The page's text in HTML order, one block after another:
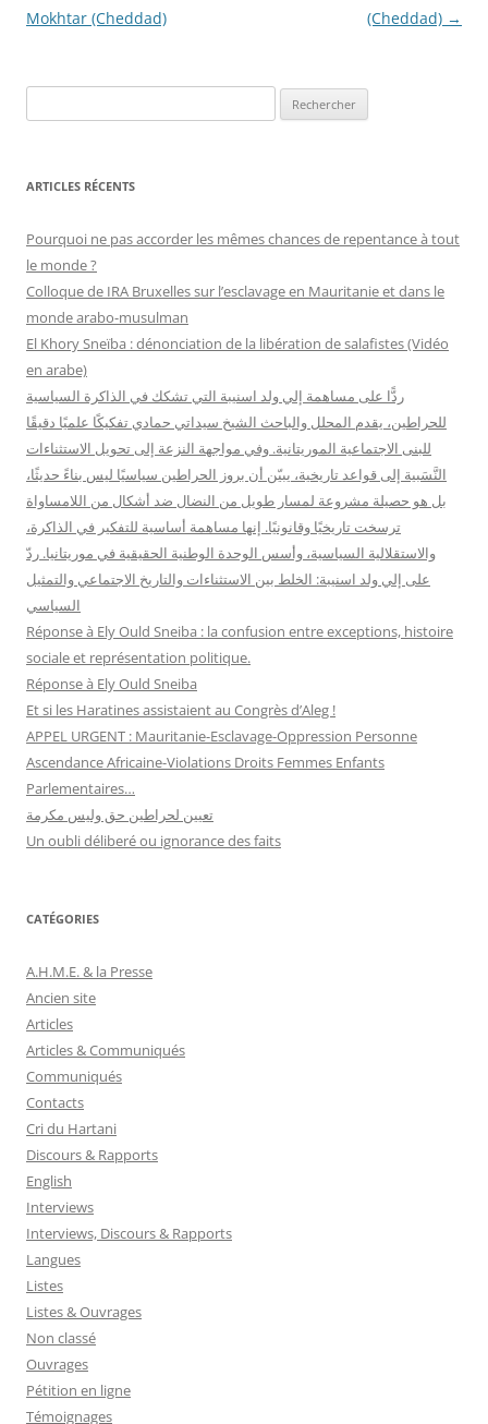
Mokhtar (Cheddad)
(Cheddad) →
e
h
r
c
h
r
ARTICLES RÉCENTS
Pourquoi ne pas accorder les mêmes chances de repentance à tout
le monde ?
Colloque de IRA Bruxelles sur l’esclavage en Mauritanie et dans le
monde arabo-musulman
El Khory Sneïba : dénonciation de la libération de salafistes (Vidéo
en arabe)
ردًّا على مساهمة إلي ولد اسنيبة التي تشكك في الذاكرة السياسية
للحراطين، يقدم المحلل والباحث الشيخ سيداتي حمادي تفكيكًا علميًا دقيقًا
للبنى الاجتماعية الموريتانية. وفي مواجهة النزعة إلى تحويل الاستثناءات
النَّسَبية إلى قواعد تاريخية، يبيّن أن بروز الحراطين سياسيًا ليس بناءً حديثًا،
بل هو حصيلة مشروعة لمسار طويل من النضال ضد أشكال من اللامساواة
ترسخت تاريخيًا وقانونيًا. إنها مساهمة أساسية للتفكير في الذاكرة،
والاستقلالية السياسية، وأسس الوحدة الوطنية الحقيقية في موريتانيا. ردّ
على إلي ولد اسنيبة: الخلط بين الاستثناءات والتاريخ الاجتماعي والتمثيل
السياسي
Réponse à Ely Ould Sneiba : la confusion entre exceptions, histoire
sociale et représentation politique.
Réponse à Ely Ould Sneiba
Et si les Haratines assistaient au Congrès d’Aleg !
APPEL URGENT : Mauritanie-Esclavage-Oppression Personne
Ascendance Africaine-Violations Droits Femmes Enfants
Parlementaires…
تعيين لحراطين حق وليس مكرمة
Un oubli déliberé ou ignorance des faits
CATÉGORIES
A.H.M.E. & la Presse
Ancien site
Articles
Articles & Communiqués
Communiqués
Contacts
Cri du Hartani
Discours & Rapports
English
Interviews
Interviews, Discours & Rapports
Langues
Listes
Listes & Ouvrages
Non classé
Ouvrages
Pétition en ligne
Témoignages